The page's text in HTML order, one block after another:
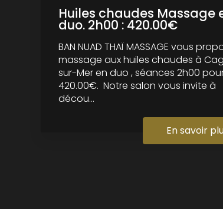
Huiles chaudes Massage
duo. 2h00 : 420.00€
BAN NUAD THAÏ MASSAGE vous
massage aux huiles chaudes à
sur-Mer en duo , séances 2h00
420.00€. Notre salon vous invite à
décou...
En savoir